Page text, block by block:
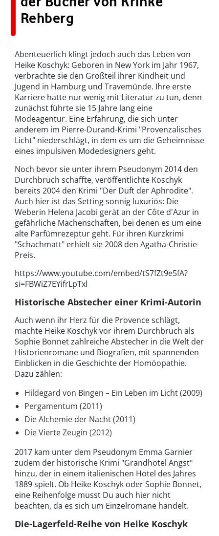
Rehberg
Abenteuerlich klingt jedoch auch das Leben von
Heike Koschyk: Geboren in New York im Jahr 1967,
verbrachte sie den Großteil ihrer Kindheit und
Jugend in Hamburg und Travemünde. Ihre erste
Karriere hatte nur wenig mit Literatur zu tun, denn
zunächst führte sie 15 Jahre lang eine
Modeagentur. Eine Erfahrung, die sich unter
anderem im Pierre-Durand-Krimi "Provenzalisches
Licht" niederschlägt, in dem es um die Geheimnisse
eines impulsiven Modedesigners geht.
Noch bevor sie unter ihrem Pseudonym 2014 den
Durchbruch schaffte, veröffentlichte Koschyk
bereits 2004 den Krimi "Der Duft der Aphrodite".
Auch hier ist das Setting sonnig luxuriös: Die
Weberin Helena Jacobi gerät an der Côte d'Azur in
gefährliche Machenschaften, bei denen es um eine
alte Parfümrezeptur geht. Für ihren Kurzkrimi
"Schachmatt" erhielt sie 2008 den Agatha-Christie-
Preis.
https://www.youtube.com/embed/tS7fZt9e5fA?
si=FBWiZ7EYifrLpTxl
Historische Abstecher einer Krimi-Autorin
Auch wenn ihr Herz für die Provence schlägt,
machte Heike Koschyk vor ihrem Durchbruch als
Sophie Bonnet zahlreiche Abstecher in die Welt der
Historienromane und Biografien, mit spannenden
Einblicken in die Geschichte der Homöopathie.
Dazu zählen:
Hildegard von Bingen – Ein Leben im Licht (2009)
Pergamentum (2011)
Die Alchemie der Nacht (2011)
Die Vierte Zeugin (2012)
2017 kam unter dem Pseudonym Emma Garnier
zudem der historische Krimi "Grandhotel Angst"
hinzu, der in einem italienischen Hotel des Jahres
1889 spielt. Ob Heike Koschyk oder Sophie Bonnet,
eine Reihenfolge musst Du auch hier nicht
beachten, da es sich um Einzelromane handelt.
Die-Lagerfeld-Reihe von Heike Koschyk